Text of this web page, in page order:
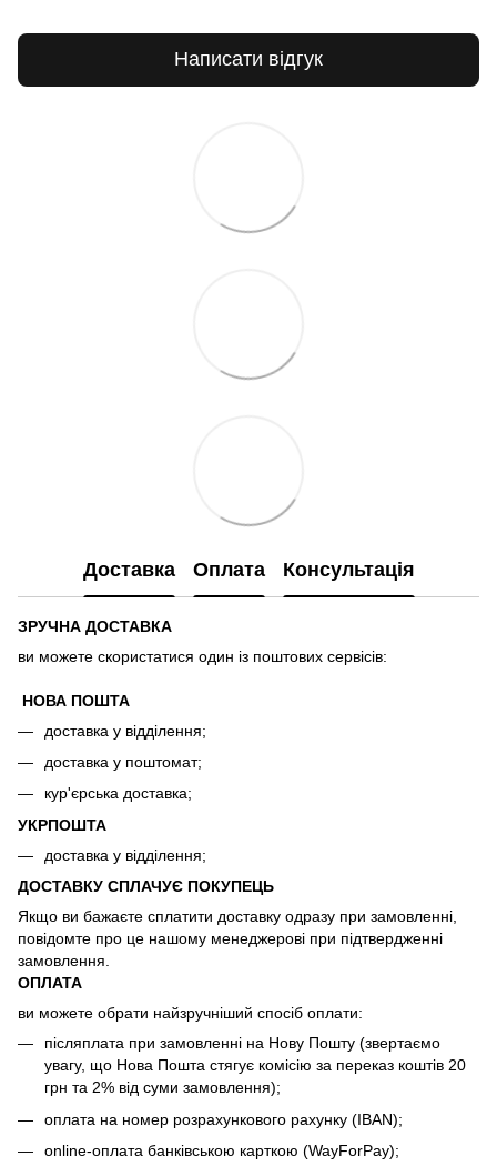
Написати відгук
Доставка Оплата Консультація
ЗРУЧНА ДОСТАВКА
ви можете скористатися один із поштових сервісів:
НОВА ПОШТА
доставка у відділення;
доставка у поштомат;
кур'єрська доставка;
УКРПОШТА
доставка у відділення;
ДОСТАВКУ СПЛАЧУЄ ПОКУПЕЦЬ
Якщо ви бажаєте сплатити доставку одразу при замовленні,
повідомте про це нашому менеджерові при підтвердженні
замовлення.
ОПЛАТА
ви можете обрати найзручніший спосіб оплати:
післяплата при замовленні на Нову Пошту (звертаємо
увагу, що Нова Пошта стягує комісію за переказ коштів 20
грн та 2% від суми замовлення);
оплата на номер розрахункового рахунку (IBAN);
online-оплата банківською карткою (WayForPay);